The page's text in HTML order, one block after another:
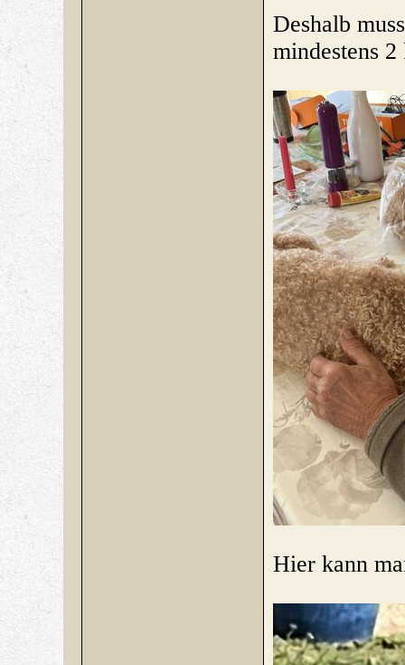
Deshalb
mindestens
Hier kann